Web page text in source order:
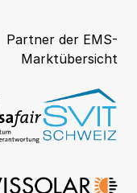
Partner der EMS-
Marktübersicht